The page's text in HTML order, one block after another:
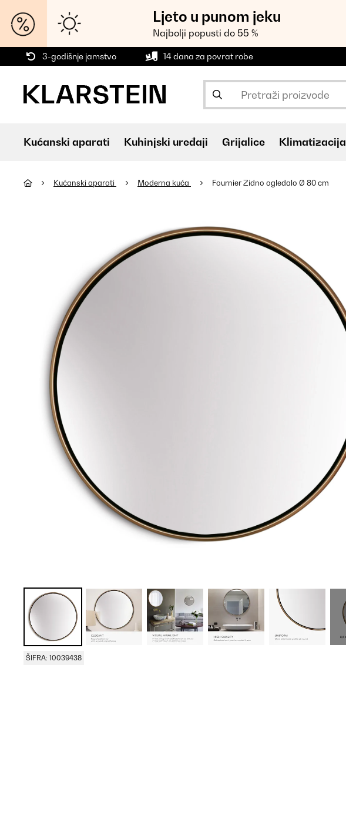
Ljeto u punom jeku
Najbolji popusti do 55 %
3-godišnje jamstvo 14 dana za povrat robe
Kućanski aparati Kuhinjski uređaji Grijalice Klimatizacija
Kućanski aparati Moderna kuća Fournier Zidno ogledalo Ø 80 cm
ŠIFRA: 10039438